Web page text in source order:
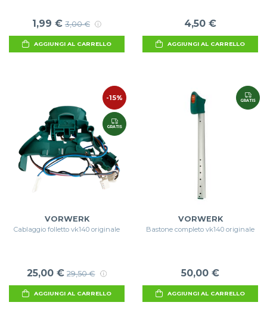
1,99 € 3,00 €
AGGIUNGI AL CARRELLO
4,50 €
AGGIUNGI AL CARRELLO
-15%
GRATIS
VORWERK
Cablaggio folletto vk140 originale
25,00 € 29,50 €
AGGIUNGI AL CARRELLO
GRATIS
VORWERK
Bastone completo vk140 originale
50,00 €
AGGIUNGI AL CARRELLO